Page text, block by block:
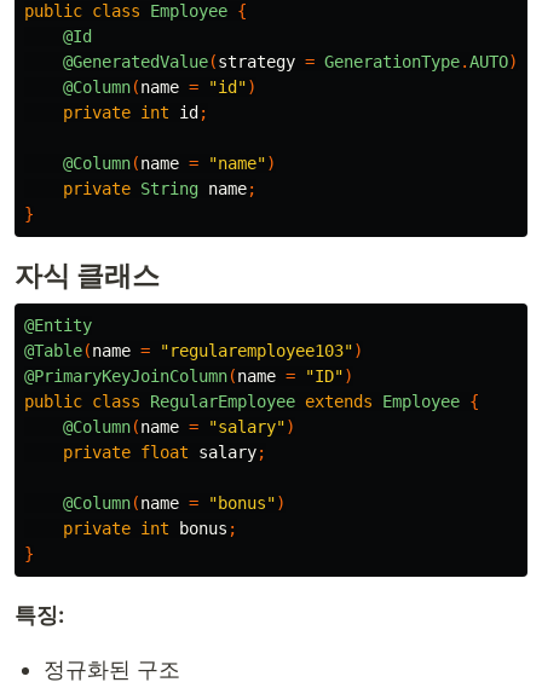
public class Employee {
@Id
@GeneratedValue(strategy = GenerationType.AUTO)
@Column(name = "id")
private int id ;
@Column(name = "name")
private String name;
}
자식 클래스
@Entity
@Table(name = "regularemployee103")
@PrimaryKeyJoinColumn(name = "ID")
public class RegularEmployee extends Employee {
@Column(name = "salary")
private float salary;
@Column(name = "bonus")
private int bonus ;
}
특징:
정규화된 구조